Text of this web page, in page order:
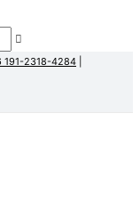
191-2318-4284